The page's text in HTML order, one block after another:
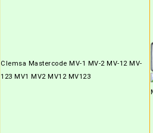
Clemsa Mastercode MV-1 MV-2 MV-12 MV-
123 MV1 MV2 MV12 MV123